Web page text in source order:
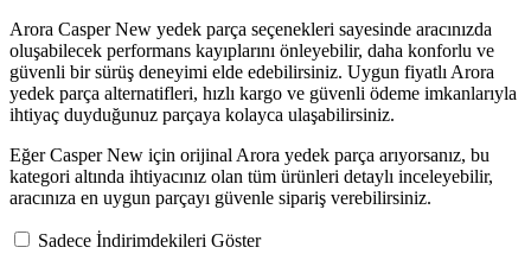
Arora Casper New yedek parça seçenekleri sayesinde aracınızda
oluşabilecek performans kayıplarını önleyebilir, daha konforlu ve
güvenli bir sürüş deneyimi elde edebilirsiniz. Uygun fiyatlı Arora
yedek parça alternatifleri, hızlı kargo ve güvenli ödeme imkanlarıyla
ihtiyaç duyduğunuz parçaya kolayca ulaşabilirsiniz.
Eğer Casper New için orijinal Arora yedek parça arıyorsanız, bu
kategori altında ihtiyacınız olan tüm ürünleri detaylı inceleyebilir,
aracınıza en uygun parçayı güvenle sipariş verebilirsiniz.
Sadece İndirimdekileri Göster